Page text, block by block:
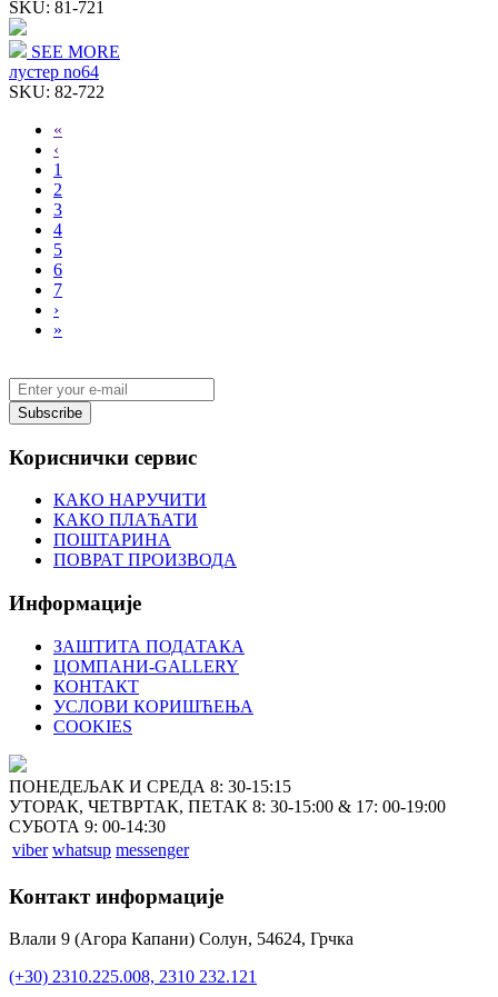
SKU: 81-721
SEE MORE
лустер no64
SKU: 82-722
«
‹
1
2
3
4
5
6
7
›
»
Subscribe
Кориснички сервис
КАКО НАРУЧИТИ
КАКО ПЛАЋАТИ
ПОШТАРИНА
ПОВРАТ ПРОИЗВОДА
Информације
ЗАШТИТА ПОДАТАКА
ЦОМПАНИ-GALLERY
КОНТАКТ
УСЛОВИ КОРИШЋЕЊА
COOKIES
ПОНЕДЕЉАК И СРЕДА 8: 30-15:15
УТОРАК, ЧЕТВРТАК, ПЕТАК 8: 30-15:00 & 17: 00-19:00
СУБОТА 9: 00-14:30
viber whatsup messenger
Контакт информације
Влали 9 (Агора Капани) Солун, 54624, Грчка
(+30) 2310.225.008, 2310 232.121